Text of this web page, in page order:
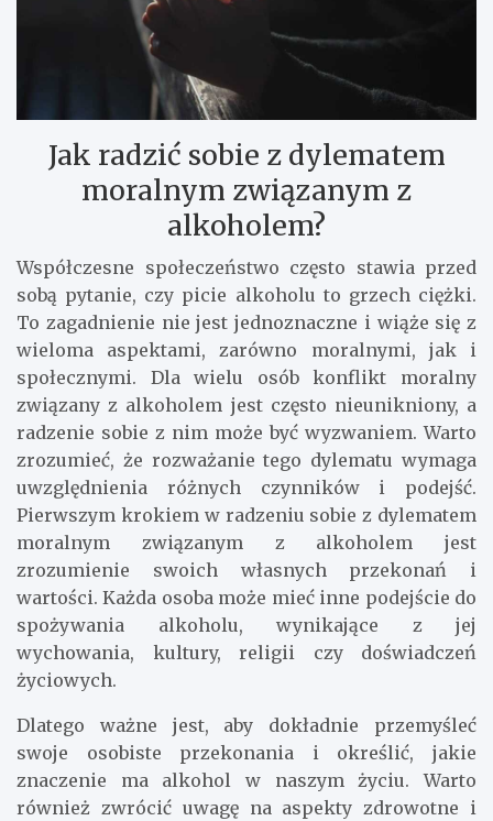
Jak radzić sobie z dylematem
moralnym związanym z
alkoholem?
Współczesne społeczeństwo często stawia przed
sobą pytanie, czy picie alkoholu to grzech ciężki.
To zagadnienie nie jest jednoznaczne i wiąże się z
wieloma aspektami, zarówno moralnymi, jak i
społecznymi. Dla wielu osób konflikt moralny
związany z alkoholem jest często nieunikniony, a
radzenie sobie z nim może być wyzwaniem. Warto
zrozumieć, że rozważanie tego dylematu wymaga
uwzględnienia różnych czynników i podejść.
Pierwszym krokiem w radzeniu sobie z dylematem
moralnym związanym z alkoholem jest
zrozumienie swoich własnych przekonań i
wartości. Każda osoba może mieć inne podejście do
spożywania alkoholu, wynikające z jej
wychowania, kultury, religii czy doświadczeń
życiowych.
Dlatego ważne jest, aby dokładnie przemyśleć
swoje osobiste przekonania i określić, jakie
znaczenie ma alkohol w naszym życiu. Warto
również zwrócić uwagę na aspekty zdrowotne i